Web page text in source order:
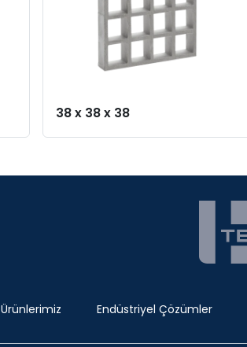
38 x 38 x 38
Ürünlerimiz Endüstriyel Çözümler